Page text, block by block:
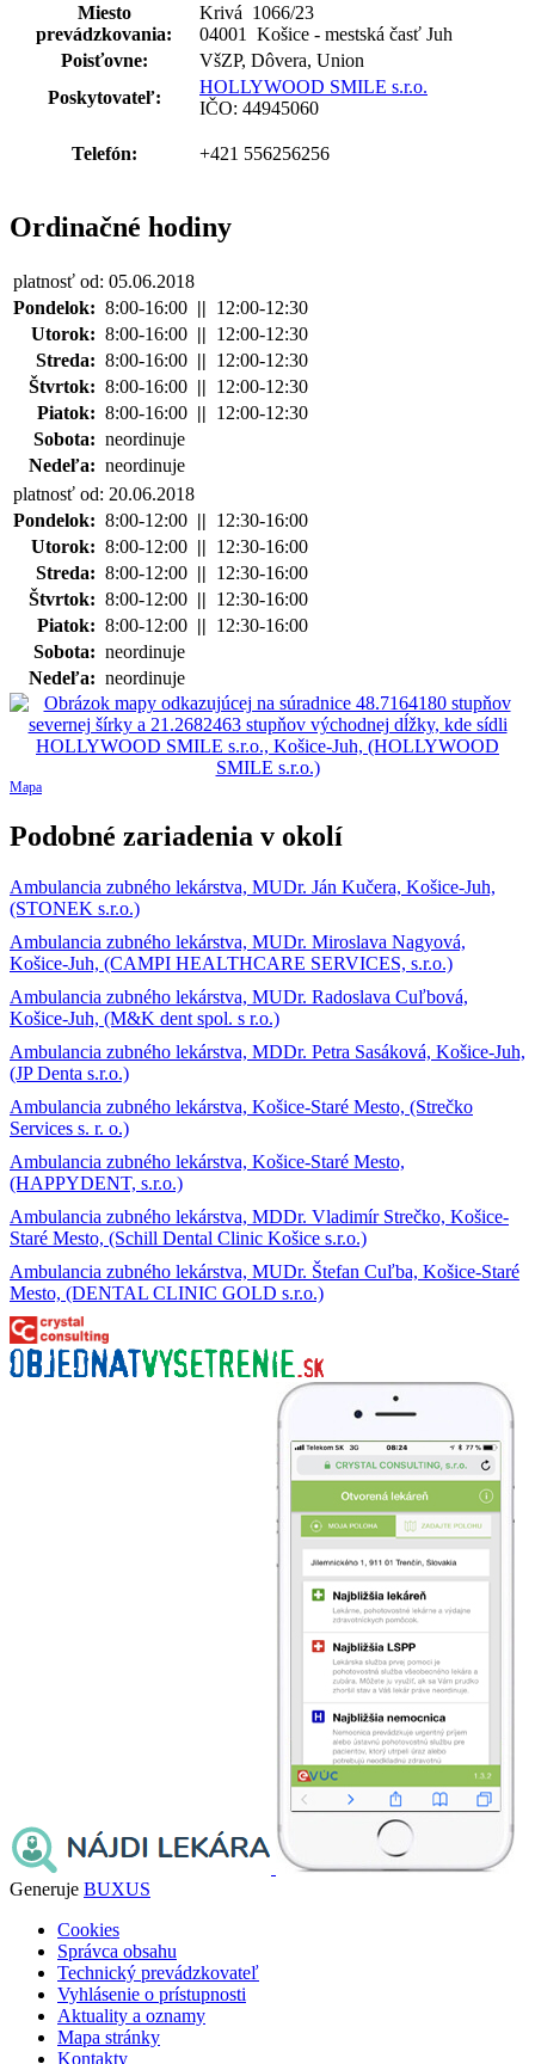
Miesto
prevádzkovania:
Krivá 1066/23
04001 Košice - mestská časť Juh
Poisťovne:
VšZP, Dôvera, Union
Poskytovateľ:
HOLLYWOOD SMILE s.r.o.
IČO: 44945060
Telefón: +421 556256256
Ordinačné hodiny
platnosť od: 05.06.2018
Pondelok: 8:00-16:00 || 12:00-12:30
Utorok: 8:00-16:00 || 12:00-12:30
Streda: 8:00-16:00 || 12:00-12:30
Štvrtok: 8:00-16:00 || 12:00-12:30
Piatok: 8:00-16:00 || 12:00-12:30
Sobota: neordinuje
Nedeľa: neordinuje
platnosť od: 20.06.2018
Pondelok: 8:00-12:00 || 12:30-16:00
Utorok: 8:00-12:00 || 12:30-16:00
Streda: 8:00-12:00 || 12:30-16:00
Štvrtok: 8:00-12:00 || 12:30-16:00
Piatok: 8:00-12:00 || 12:30-16:00
Sobota: neordinuje
Nedeľa: neordinuje
Mapa
Podobné zariadenia v okolí
Ambulancia zubného lekárstva, MUDr. Ján Kučera, Košice-Juh,
(STONEK s.r.o.)
Ambulancia zubného lekárstva, MUDr. Miroslava Nagyová,
Košice-Juh, (CAMPI HEALTHCARE SERVICES, s.r.o.)
Ambulancia zubného lekárstva, MUDr. Radoslava Cuľbová,
Košice-Juh, (M&K dent spol. s r.o.)
Ambulancia zubného lekárstva, MDDr. Petra Sasáková, Košice-Juh,
(JP Denta s.r.o.)
Ambulancia zubného lekárstva, Košice-Staré Mesto, (Strečko
Services s. r. o.)
Ambulancia zubného lekárstva, Košice-Staré Mesto,
(HAPPYDENT, s.r.o.)
Ambulancia zubného lekárstva, MDDr. Vladimír Strečko, Košice-
Staré Mesto, (Schill Dental Clinic Košice s.r.o.)
Ambulancia zubného lekárstva, MUDr. Štefan Cuľba, Košice-Staré
Mesto, (DENTAL CLINIC GOLD s.r.o.)
Generuje BUXUS
Cookies
Správca obsahu
Technický prevádzkovateľ
Vyhlásenie o prístupnosti
Aktuality a oznamy
Mapa stránky
Kontakty